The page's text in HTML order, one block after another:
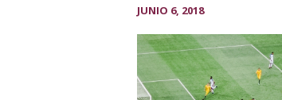
JUNIO 6, 2018